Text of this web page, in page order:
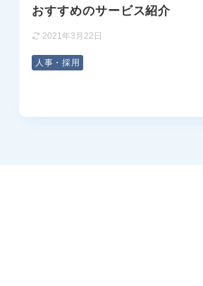
おすすめのサービス紹介
2021年3月22日
人事・採用